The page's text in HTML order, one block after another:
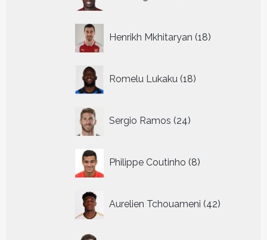
Henrikh Mkhitaryan 18
producten
Romelu Lukaku 18
producten
Sergio Ramos 24
producten
Philippe Coutinho 8
producten
Aurelien Tchouameni 42
producten